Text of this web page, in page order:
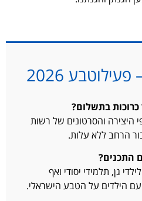
2026
היצירה והסרטונים של רשות
הרחב ללא עלות.
גן, תלמידי יסודי ואף
עם הילדים על הטבע הישראלי.